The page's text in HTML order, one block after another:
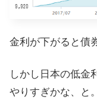
金利が下がると債
しかし日本の低金
やりすぎかな、と